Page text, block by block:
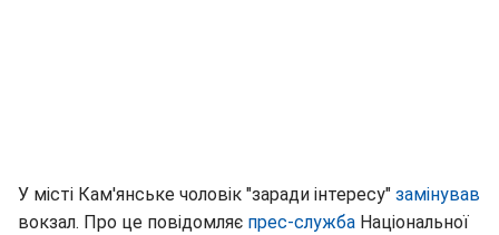
У місті Кам'янське чоловік "заради інтересу" замінував
вокзал. Про це повідомляє прес-служба Національної